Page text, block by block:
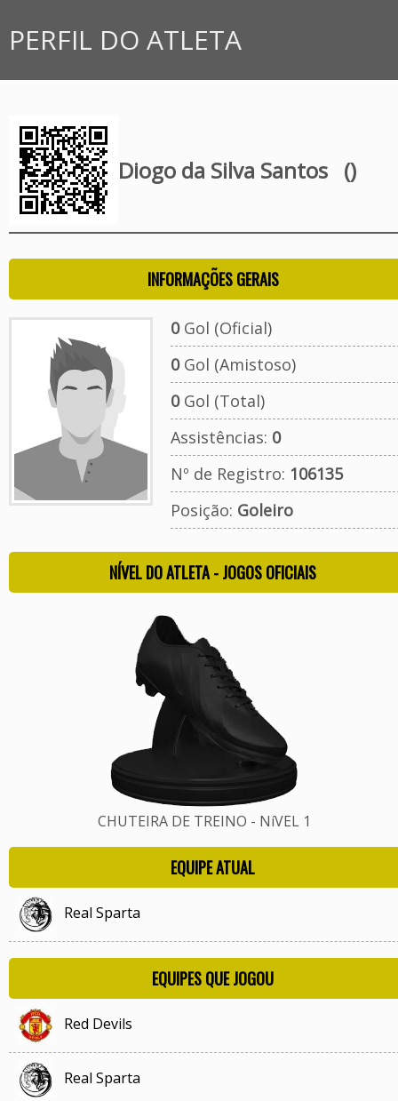
PERFIL DO ATLETA
Diogo da Silva Santos ()
INFORMAÇÕES GERAIS
0Gol (Oficial)
0Gol (Amistoso)
0Gol (Total)
Assistências: 0
Nº de Registro: 106135
Posição: Goleiro
NÍVEL DO ATLETA - JOGOS OFICIAIS
CHUTEIRA DE TREINO - NíVEL 1
EQUIPE ATUAL
Real Sparta
EQUIPES QUE JOGOU
Red Devils
Real Sparta